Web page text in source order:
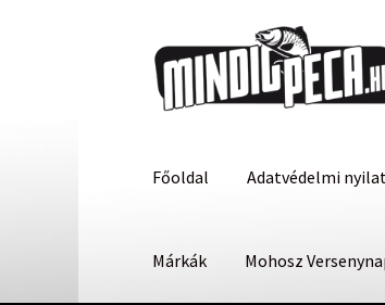
a
navigációhoz
a
tartalomba
Főoldal Adatvédelmi
Márkák Mohosz